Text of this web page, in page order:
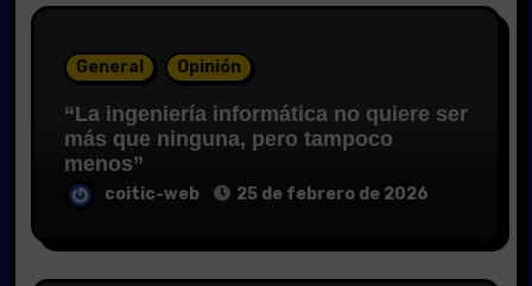
General Opinión
“La ingeniería informática no quiere ser
más que ninguna, pero tampoco
menos”
coitic-web 25 de febrero de 2026